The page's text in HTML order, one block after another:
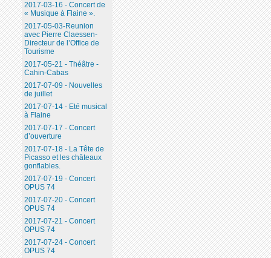
2017-03-16 - Concert de
« Musique à Flaine ».
2017-05-03-Reunion
avec Pierre Claessen-
Directeur de l’Office de
Tourisme
2017-05-21 - Théâtre -
Cahin-Cabas
2017-07-09 - Nouvelles
de juillet
2017-07-14 - Eté musical
à Flaine
2017-07-17 - Concert
d’ouverture
2017-07-18 - La Tête de
Picasso et les châteaux
gonflables.
2017-07-19 - Concert
OPUS 74
2017-07-20 - Concert
OPUS 74
2017-07-21 - Concert
OPUS 74
2017-07-24 - Concert
OPUS 74